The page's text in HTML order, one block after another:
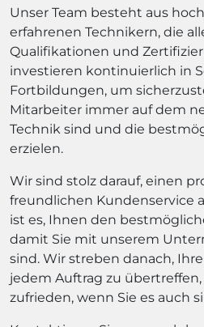
Unser Team besteht aus
erfahrenen Technikern, die
Qualifikationen und
investieren kontinuierlich in
Fortbildungen, um
Mitarbeiter immer auf dem
Technik sind und die
erzielen.
Wir sind stolz darauf, einen
freundlichen Kundenservice
ist es, Ihnen den
damit Sie mit unserem
sind. Wir streben danach,
jedem Auftrag zu
zufrieden, wenn Sie es auch